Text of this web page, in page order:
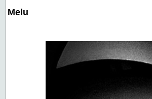
Melu